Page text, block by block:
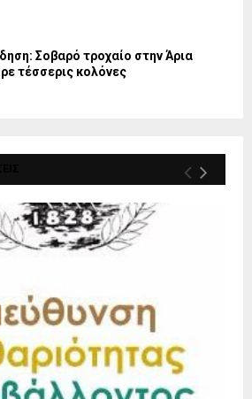
Σοβαρό τροχαίο στην Άρια
τέσσερις κολόνες